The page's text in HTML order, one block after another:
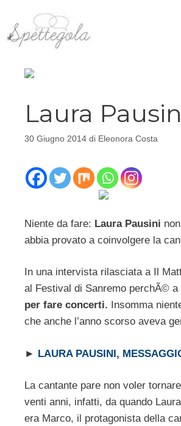
contenuto
Laura
30 Giugno 2014 di Eleonora Costa
Niente da fare: Laura Pausini
abbia provato a coinvolgere la
In una intervista rilasciata a Il
al Festival di Sanremo perchÃ©
per fare concerti.
Insomma
che anche l’anno scorso aveva
► LAURA PAUSINI,
La cantante pare non voler
venti anni, infatti, da quando
era Marco, il protagonista della